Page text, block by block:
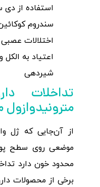
استفاده از دی
سندروم
اختلالات
اعتیاد به الکل
شیردهی
تداخلات
مترونیدوازول
از آن‌جایی که ژل
موضعی روی سطح
محدود خون دارد
برخی از محصولات